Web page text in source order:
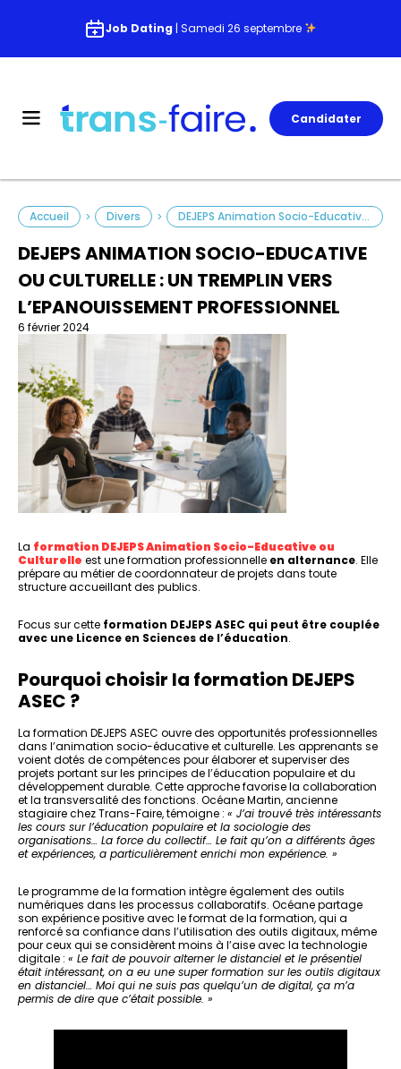
Job Dating | Samedi 26 septembre
Candidater
Accueil > Divers > DEJEPS Animation Socio-Educative ou Culturelle : Un Tremplin Vers l’Epanouissement Professionnel
DEJEPS ANIMATION SOCIO-EDUCATIVE
OU CULTURELLE : UN TREMPLIN VERS
L’EPANOUISSEMENT PROFESSIONNEL
6 février 2024
La formation DEJEPS Animation Socio-Educative ou
Culturelle est une formation professionnelle en alternance. Elle
prépare au métier de coordonnateur de projets dans toute
structure accueillant des publics.
Focus sur cette formation DEJEPS ASEC qui peut être couplée
avec une Licence en Sciences de l’éducation.
Pourquoi choisir la formation DEJEPS
ASEC ?
La formation DEJEPS ASEC ouvre des opportunités professionnelles
dans l’animation socio-éducative et culturelle. Les apprenants se
voient dotés de compétences pour élaborer et superviser des
projets portant sur les principes de l’éducation populaire et du
développement durable. Cette approche favorise la collaboration
et la transversalité des fonctions. Océane Martin, ancienne
stagiaire chez Trans-Faire, témoigne : « J’ai trouvé très intéressants
les cours sur l’éducation populaire et la sociologie des
organisations… La force du collectif… Le fait qu’on a différents âges
et expériences, a particulièrement enrichi mon expérience. »
Le programme de la formation intègre également des outils
numériques dans les processus collaboratifs. Océane partage
son expérience positive avec le format de la formation, qui a
renforcé sa confiance dans l’utilisation des outils digitaux, même
pour ceux qui se considèrent moins à l’aise avec la technologie
digitale : « Le fait de pouvoir alterner le distanciel et le présentiel
était intéressant, on a eu une super formation sur les outils digitaux
en distanciel… Moi qui ne suis pas quelqu’un de digital, ça m’a
permis de dire que c’était possible. »